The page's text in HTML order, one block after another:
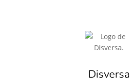
Disversa